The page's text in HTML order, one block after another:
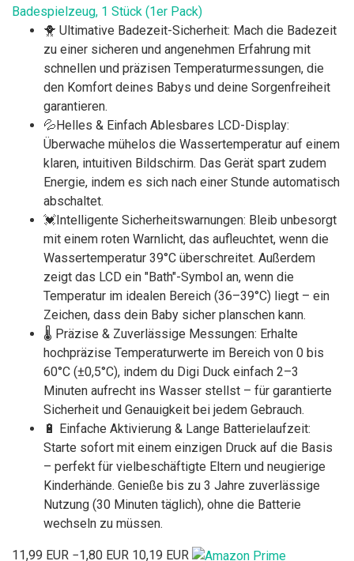
Badespielzeug, 1 Stück (1er Pack)
🐥 Ultimative Badezeit-Sicherheit: Mach die Badezeit
zu einer sicheren und angenehmen Erfahrung mit
schnellen und präzisen Temperaturmessungen, die
den Komfort deines Babys und deine Sorgenfreiheit
garantieren.
💦Helles & Einfach Ablesbares LCD-Display:
Überwache mühelos die Wassertemperatur auf einem
klaren, intuitiven Bildschirm. Das Gerät spart zudem
Energie, indem es sich nach einer Stunde automatisch
abschaltet.
💓Intelligente Sicherheitswarnungen: Bleib unbesorgt
mit einem roten Warnlicht, das aufleuchtet, wenn die
Wassertemperatur 39°C überschreitet. Außerdem
zeigt das LCD ein "Bath"-Symbol an, wenn die
Temperatur im idealen Bereich (36–39°C) liegt – ein
Zeichen, dass dein Baby sicher planschen kann.
🌡️ Präzise & Zuverlässige Messungen: Erhalte
hochpräzise Temperaturwerte im Bereich von 0 bis
60°C (±0,5°C), indem du Digi Duck einfach 2–3
Minuten aufrecht ins Wasser stellst – für garantierte
Sicherheit und Genauigkeit bei jedem Gebrauch.
🔋 Einfache Aktivierung & Lange Batterielaufzeit:
Starte sofort mit einem einzigen Druck auf die Basis
– perfekt für vielbeschäftigte Eltern und neugierige
Kinderhände. Genieße bis zu 3 Jahre zuverlässige
Nutzung (30 Minuten täglich), ohne die Batterie
wechseln zu müssen.
11,99 EUR −1,80 EUR 10,19 EUR